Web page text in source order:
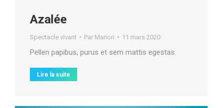
Azalée
Spectacle vivant Par Marion 11 mars 2020
Pellen papibus, purus et sem mattis egestas.
Lire la suite